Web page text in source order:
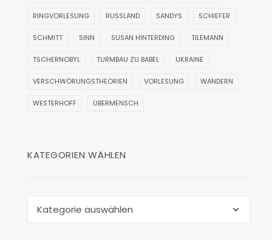
RINGVORLESUNG RUSSLAND SANDYS SCHIEFER
SCHMITT SINN SUSAN HINTERDING TILEMANN
TSCHERNOBYL TURMBAU ZU BABEL UKRAINE
VERSCHWÖRUNGSTHEORIEN VORLESUNG WANDERN
WESTERHOFF ÜBERMENSCH
KATEGORIEN WÄHLEN